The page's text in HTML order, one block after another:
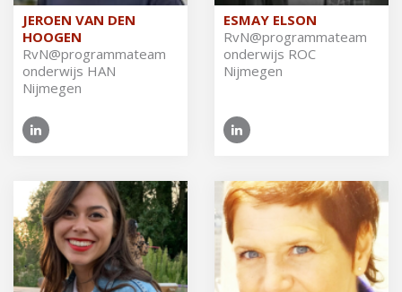
JEROEN VAN DEN
HOOGEN
RvN@​pro​gram​mate​am
on­der­wijs HAN
Nijmegen
ESMAY ELSON
RvN@​pro​gram​mate​am
on­der­wijs ROC
Nijmegen